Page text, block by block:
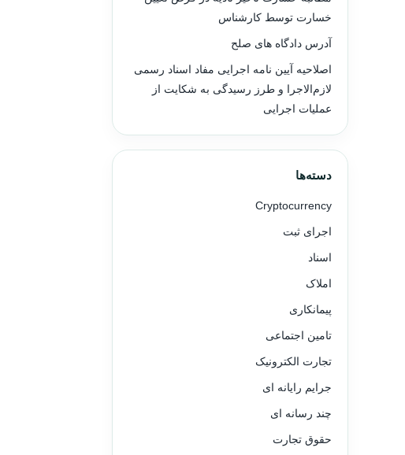
خسارت توسط کارشناس
آدرس دادگاه های صلح
اصلاحیه آیین نامه اجرایی مفاد اسناد رسمی
لازم‌الاجرا و طرز رسیدگی به شکایت از
عملیات اجرایی
دسته‌ها
Cryptocurrency
اجرای ثبت
اسناد
املاک
پیمانکاری
تامین اجتماعی
تجارت الکترونیک
جرایم رایانه ای
چند رسانه ای
حقوق تجارت